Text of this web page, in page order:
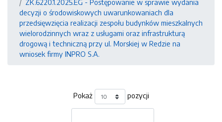
ZK.6220.1.2025.EG - Postępowanie w sprawie wydania
decyzji o środowiskowych uwarunkowaniach dla
przedsięwzięcia realizacji zespołu budynków mieszkalnych
wielorodzinnych wraz z usługami oraz infrastrukturą
drogową i techniczną przy ul. Morskiej w Redzie na
wniosek firmy INPRO S.A.
Pokaż pozycji